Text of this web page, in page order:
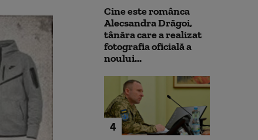
Cine este românca
Alecsandra Drăgoi,
tânăra care a realizat
fotografia oficială a
noului...
4